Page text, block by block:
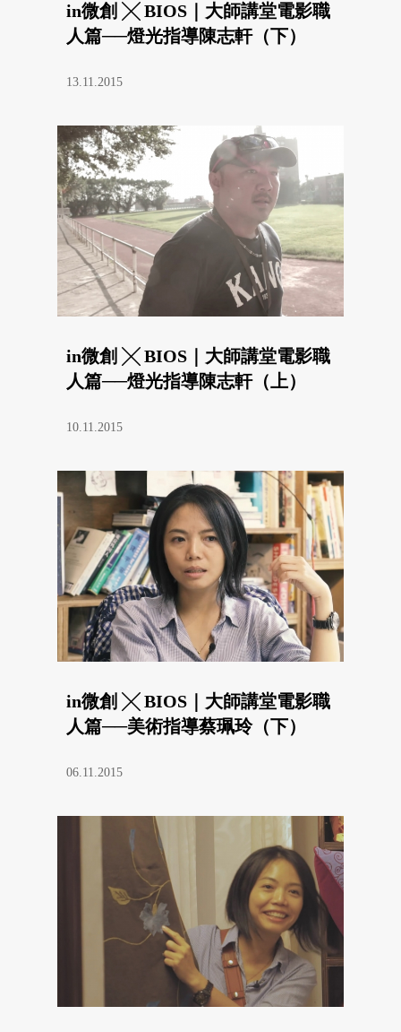
in微創 ╳ BIOS｜大師講堂電影職
人篇──燈光指導陳志軒（下）
13.11.2015
in微創 ╳ BIOS｜大師講堂電影職
人篇──燈光指導陳志軒（上）
10.11.2015
in微創 ╳ BIOS｜大師講堂電影職
人篇──美術指導蔡珮玲（下）
06.11.2015